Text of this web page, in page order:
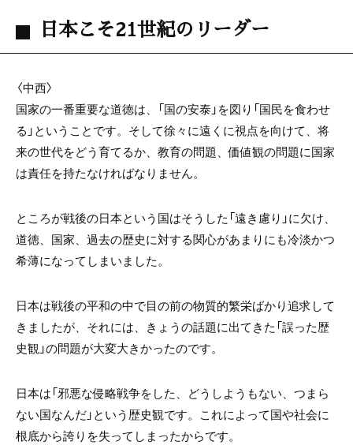
日本こそ21世紀のリーダー
〈中西〉
国家の一番重要な道徳は、「国の安泰」を図り「国民を食わせ
る」ということです。そして徐々に遠くに視点を向けて、将
来の世代をどう育てるか、教育の問題、価値観の問題に国家
は責任を持たなければなりません。
ところが戦後の日本という国はそうした「遠き慮り」に欠け、
道徳、国家、過去の歴史に対する関心があまりにも冷淡かつ
希薄になってしまいました。
日本は戦後の平和の中で目の前の物質的繁栄ばかり追求して
きましたが、それには、きょうの話題に出てきた「誤った歴
史観」の問題が大変大きかったのです。
日本は「邪悪な侵略戦争をした、どうしようもない、つまら
ない国なんだ」という歴史観です。これによって国や社会に
根底から誇りを失ってしまったからです。